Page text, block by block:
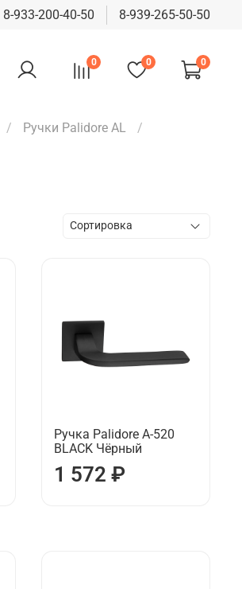
8-933-200-40-50 8-939-265-50-50
0 0 0
Ручки Palidore AL
Ручка Palidore А-520
BLACK Чёрный
1 572 ₽